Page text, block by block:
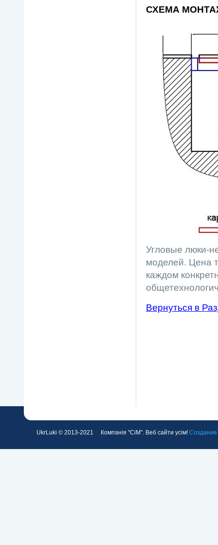
СХЕМА
Угловые люки-
моделей. Цена
каждом
Вернуться в
UkrLuki © 2013-2021 Компанія "СіМ". Веб сайти усім! Создание